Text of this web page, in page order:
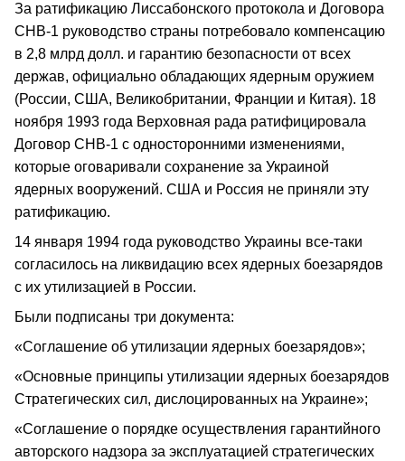
За ратификацию Лиссабонского протокола и Договора
СНВ-1 руководство страны потребовало компенсацию
в 2,8 млрд долл. и гарантию безопасности от всех
держав, официально обладающих ядерным оружием
(России, США, Великобритании, Франции и Китая). 18
ноября 1993 года Верховная рада ратифицировала
Договор СНВ-1 с односторонними изменениями,
которые оговаривали сохранение за Украиной
ядерных вооружений. США и Россия не приняли эту
ратификацию.
14 января 1994 года руководство Украины все-таки
согласилось на ликвидацию всех ядерных боезарядов
с их утилизацией в России.
Были подписаны три документа:
«Соглашение об утилизации ядерных боезарядов»;
«Основные принципы утилизации ядерных боезарядов
Стратегических сил, дислоцированных на Украине»;
«Соглашение о порядке осуществления гарантийного
авторского надзора за эксплуатацией стратегических